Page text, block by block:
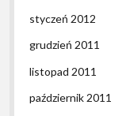
styczeń 2012
grudzień 2011
listopad 2011
październik 2011